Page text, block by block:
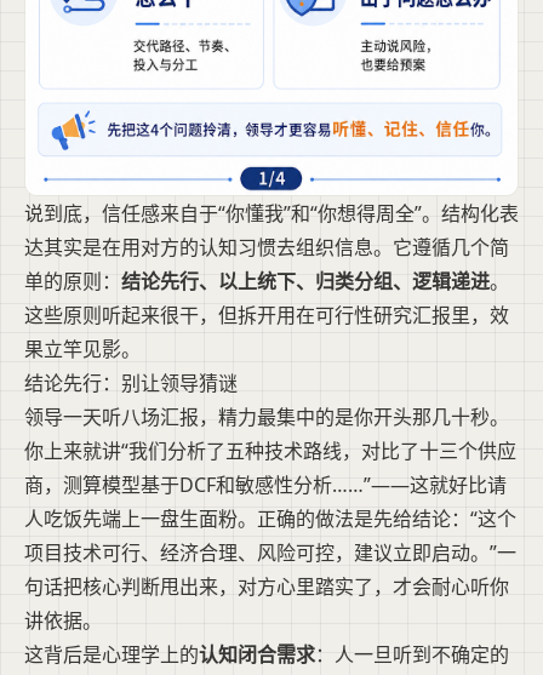
说到底，信任感来自于“你懂我”和“你想得周全”。结构化表
达其实是在用对方的认知习惯去组织信息。它遵循几个简
单的原则： 结论先行、以上统下、归类分组、逻辑递进。
这些原则听起来很干，但拆开用在可行性研究汇报里，效
果立竿见影。
结论先行：别让领导猜谜
领导一天听八场汇报，精力最集中的是你开头那几十秒。
你上来就讲“我们分析了五种技术路线，对比了十三个供应
商，测算模型基于DCF和敏感性分析……”——这就好比请
人吃饭先端上一盘生面粉。正确的做法是先给结论：“这个
项目技术可行、经济合理、风险可控，建议立即启动。”一
句话把核心判断甩出来，对方心里踏实了，才会耐心听你
讲依据。
这背后是心理学上的认知闭合需求：人一旦听到不确定的